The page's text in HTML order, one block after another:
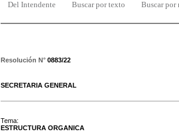
Del Intendente Buscar por texto Buscar por
Resolución N° 0883/22
SECRETARIA GENERAL
Tema:
ESTRUCTURA ORGANICA